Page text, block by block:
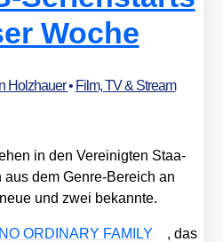
Woche
Holzhauer• Film, TV & Stream
in den Ver­ei­nig­ten Staa­
dem Gen­re-Bereich an
und zwei bekann­te.
NO ORDINARY FAMILY
, das